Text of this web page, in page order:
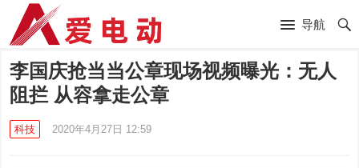
导航
李国庆抢当当公章现场视频曝光：无人
阻拦 从容拿走公章
科技 2020年4月27日 12:59